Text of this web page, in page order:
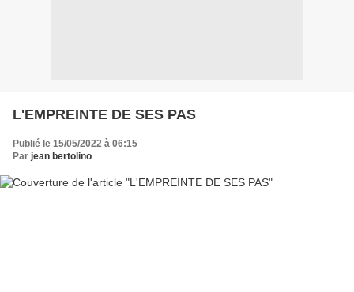
L'EMPREINTE DE SES PAS
Publié le 15/05/2022 à 06:15
Par jean bertolino